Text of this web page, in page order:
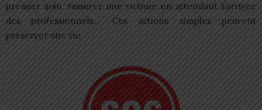
premier soin, rassurer une victime en attendant l’arrivée
des professionnels… Ces actions simples peuvent
préserver une vie.